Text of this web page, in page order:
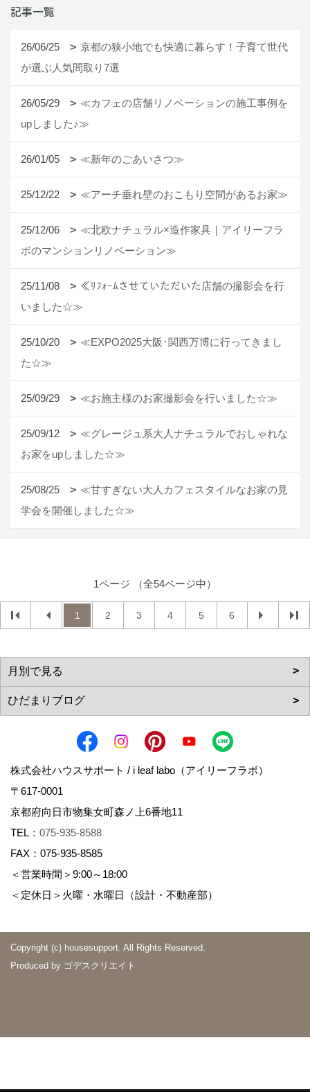
記事一覧
26/06/25
京都の狭小地でも快適に暮らす！子育て世代
が選ぶ人気間取り7選
26/05/29
≪カフェの店舗リノベーションの施工事例を
upしました♪≫
26/01/05 ≪新年のごあいさつ≫
25/12/22 ≪アーチ垂れ壁のおこもり空間があるお家≫
25/12/06
≪北欧ナチュラル×造作家具｜アイリーフラ
ボのマンションリノベーション≫
25/11/08
≪ﾘﾌｫｰﾑさせていただいた店舗の撮影会を行
いました☆≫
25/10/20
≪EXPO2025大阪･関西万博に行ってきまし
た☆≫
25/09/29 ≪お施主様のお家撮影会を行いました☆≫
25/09/12
≪グレージュ系大人ナチュラルでおしゃれな
お家をupしました☆≫
25/08/25
≪甘すぎない大人カフェスタイルなお家の見
学会を開催しました☆≫
1ページ （全54ページ中）
1 2 3 4 5 6
株式会社ハウスサポート / i leaf labo（アイリーフラボ）
〒617-0001
京都府向日市物集女町森ノ上6番地11
TEL： 075-935-8588
FAX：075-935-8585
＜営業時間＞9:00～18:00
＜定休日＞火曜・水曜日（設計・不動産部）
Copyright (c) housesupport. All Rights Reserved.
Produced by ゴデスクリエイト